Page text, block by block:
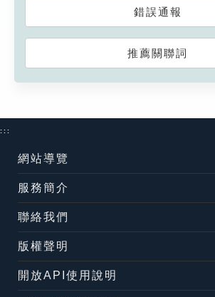
錯誤通報
推薦關聯詞
:::
網站導覽
服務簡介
聯絡我們
版權聲明
開放API使用說明